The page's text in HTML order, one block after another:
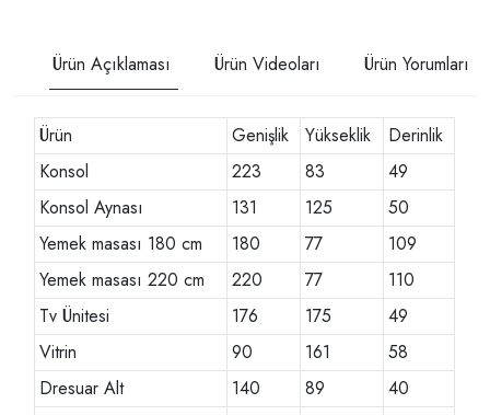
Ürün Açıklaması Ürün Videoları Ürün Yorumları
Ürün Genişlik Yükseklik
Derinlik
Konsol
223 83
49
Konsol Aynası
131 125
50
Yemek masası 180 cm
180 77
109
Yemek masası 220 cm
220 77
110
Tv Ünitesi
176 175
49
Vitrin
90 161
58
Dresuar Alt
140 89
40